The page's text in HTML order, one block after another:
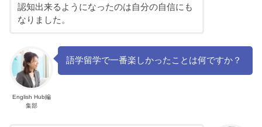
認知出来るようになったのは自分の自信にも
なりました。
English Hub編
集部
語学留学で一番楽しかったことは何ですか？